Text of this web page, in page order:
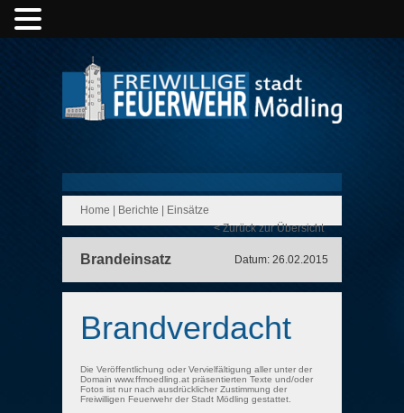
Home Berichte
Einsätze
< Zurück zur Übersicht
Brandeinsatz Datum: 26.02.2015
Brandverdacht
Die Veröffentlichung oder Vervielfältigung aller unter der
Domain www.ffmoedling.at präsentierten Texte und/oder
Fotos ist nur nach ausdrücklicher Zustimmung der
Freiwilligen Feuerwehr der Stadt Mödling gestattet.